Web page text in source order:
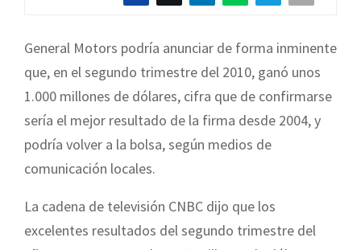
General Motors podría anunciar de forma inminente
que, en el segundo trimestre del 2010, ganó unos
1.000 millones de dólares, cifra que de confirmarse
sería el mejor resultado de la firma desde 2004, y
podría volver a la bolsa, según medios de
comunicación locales.
La cadena de televisión CNBC dijo que los
excelentes resultados del segundo trimestre del